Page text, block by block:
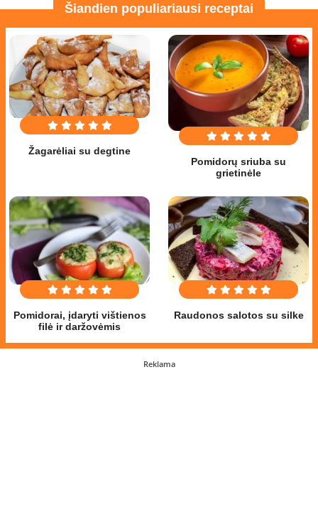
Šiandien populiariausi receptai
Žagarėliai su degtine
Pomidorų sriuba su
grietinėle
Pomidorai, įdaryti vištienos
filė ir daržovėmis
Raudonos salotos su silke
Reklama